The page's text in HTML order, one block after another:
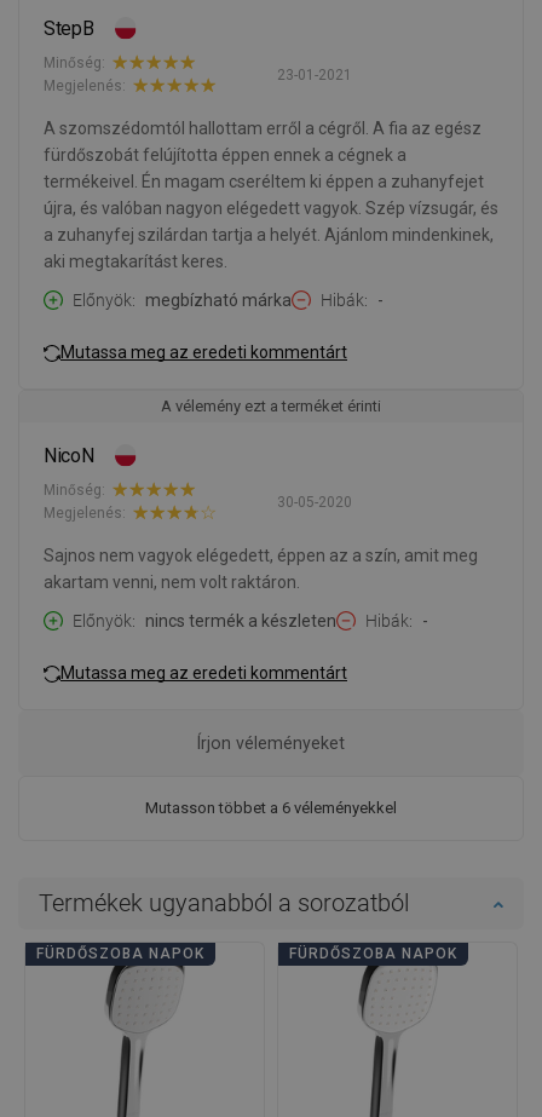
StepB
23-01-2021
Minőség:
Megjelenés:
A szomszédomtól hallottam erről a cégről. A fia az egész
fürdőszobát felújította éppen ennek a cégnek a
termékeivel. Én magam cseréltem ki éppen a zuhanyfejet
újra, és valóban nagyon elégedett vagyok. Szép vízsugár, és
a zuhanyfej szilárdan tartja a helyét. Ajánlom mindenkinek,
aki megtakarítást keres.
Előnyök
megbízható márka Hibák -
Mutassa meg az eredeti kommentárt
A vélemény ezt a terméket érinti
NicoN
30-05-2020
Minőség:
Megjelenés:
Sajnos nem vagyok elégedett, éppen az a szín, amit meg
akartam venni, nem volt raktáron.
Előnyök
nincs termék a készleten Hibák -
Mutassa meg az eredeti kommentárt
Mutasson többet a 6 véleményekkel
Írjon véleményeket
Termékek ugyanabból a sorozatból
FÜRDŐSZOBA NAPOK FÜRDŐSZOBA NAPOK